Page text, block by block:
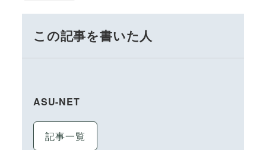
この記事を書いた人
ASU-NET
記事一覧